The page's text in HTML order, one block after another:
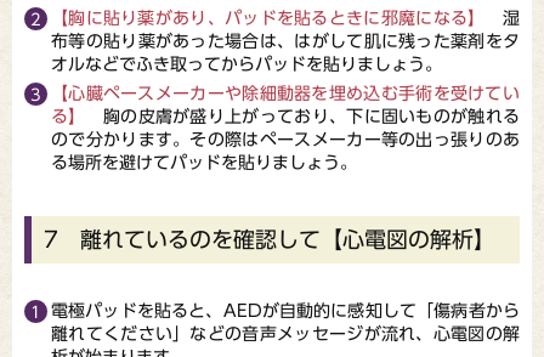
【胸に貼り薬があり、パッドを貼るときに邪魔になる】
湿
布等の貼り薬があった場合は、はがして肌に残った薬剤をタ
オルなどでふき取ってからパッドを貼りましょう。
【心臓ペースメーカーや除細動器を埋め込む手術を受けてい
る】
胸の皮膚が盛り上がっており、下に固いものが触れる
ので分かります。その際はペースメーカー等の出っ張りのあ
る場所を避けてパッドを貼りましょう。
7 離れているのを確認して【心電図の解析】
電極パッドを貼ると、AEDが自動的に感知して「傷病者から
離れてください」などの音声メッセージが流れ、心電図の解